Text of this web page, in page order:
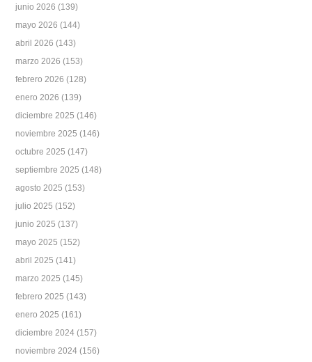
junio 2026 (139)
mayo 2026 (144)
abril 2026 (143)
marzo 2026 (153)
febrero 2026 (128)
enero 2026 (139)
diciembre 2025 (146)
noviembre 2025 (146)
octubre 2025 (147)
septiembre 2025 (148)
agosto 2025 (153)
julio 2025 (152)
junio 2025 (137)
mayo 2025 (152)
abril 2025 (141)
marzo 2025 (145)
febrero 2025 (143)
enero 2025 (161)
diciembre 2024 (157)
noviembre 2024 (156)